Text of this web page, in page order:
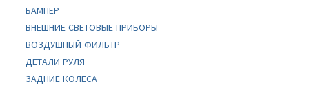
БАМПЕР
ВНЕШНИЕ СВЕТОВЫЕ ПРИБОРЫ
ВОЗДУШНЫЙ ФИЛЬТР
ДЕТАЛИ РУЛЯ
ЗАДНИЕ КОЛЕСА